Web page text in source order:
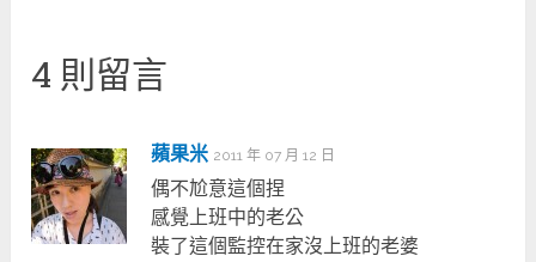
4 則留言
蘋果米 2011 年 07 月 12 日
偶不尬意這個捏
感覺上班中的老公
裝了這個監控在家沒上班的老婆